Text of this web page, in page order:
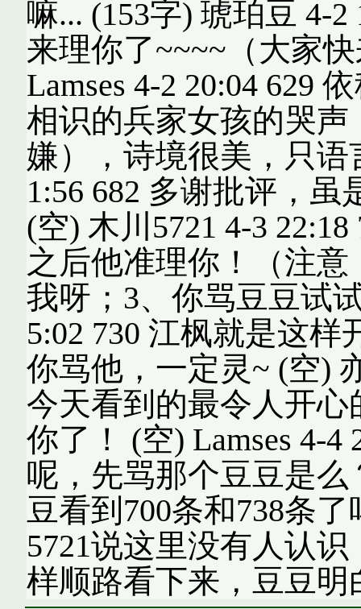
嘛... (153字) 琥珀豆 4-
来理你了~~~~（大家
Lamses 4-2 20:04 629
相识的兵家女孩的哭
嫌），诗境很美，只语
1:56 682 多谢批评，
(空) 木川5721 4-3
之后他准理你！（注
我呀；3、你骂豆豆试
5:02 730 江枫就是这
你骂他，一定灵~ (空)
今天看到的最令人开
你了！ (空) Lamses 4-4
呢，先骂那个豆豆是么
豆看到700条和738条
5721说这里没有人认
样顺路看下来，豆豆明